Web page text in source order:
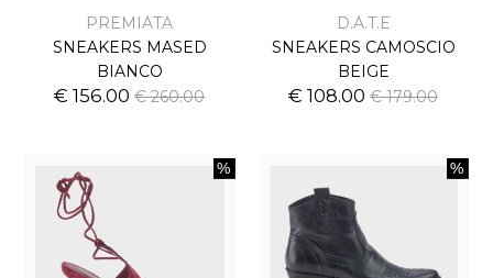
PREMIATA
SNEAKERS MASED
BIANCO
€ 156.00€ 260.00
D.A.T.E
SNEAKERS CAMOSCIO
BEIGE
€ 108.00€ 179.00